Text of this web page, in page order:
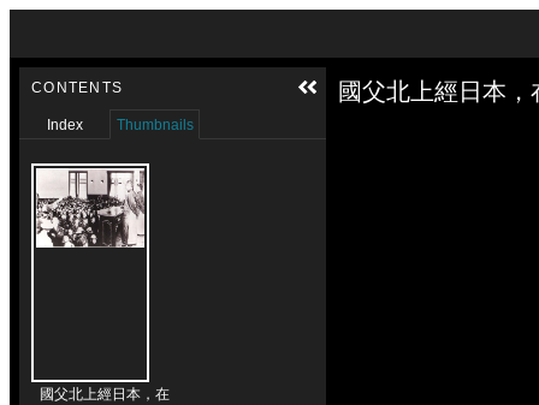
Media Viewer
國父北上經日本
CONTENTS
Index Thumbnails
國父北上經日本，在